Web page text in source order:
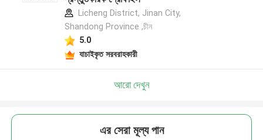
Licheng District, Jinan City,
Shandong Province ,চীন
5.0
যাচাইকৃত সরবরাহকারী
আরো দেখুন
এর সেরা মূল্য পান